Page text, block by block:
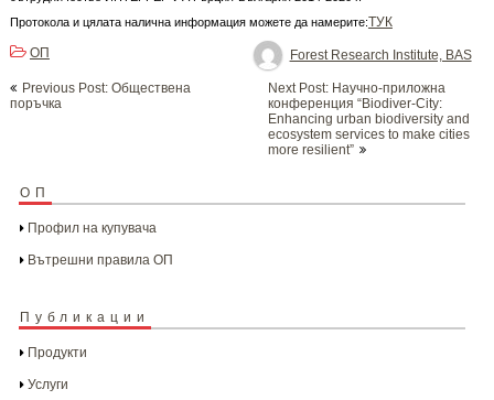
Протокола и цялата налична информация можете да намерите:ТУК
Forest Research Institute, BAS
ОП
navigation
Previous Post: Обществена
поръчка
Next Post: Научно-приложна
конференция “Biodiver-City:
Enhancing urban biodiversity and
ecosystem services to make cities
more resilient”
ОП
Профил на купувача
Вътрешни правила ОП
Публикации
Продукти
Услуги